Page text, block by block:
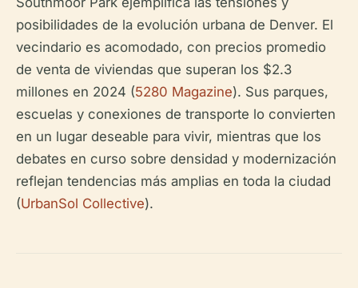
posibilidades de la evolución urbana de Denver. El
vecindario es acomodado, con precios promedio
de venta de viviendas que superan los $2.3
millones en 2024 (5280 Magazine). Sus parques,
escuelas y conexiones de transporte lo convierten
en un lugar deseable para vivir, mientras que los
debates en curso sobre densidad y modernización
reflejan tendencias más amplias en toda la ciudad
(UrbanSol Collective).